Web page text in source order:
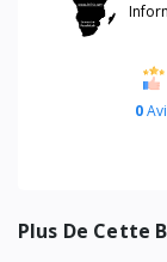
0
Plus De Cette